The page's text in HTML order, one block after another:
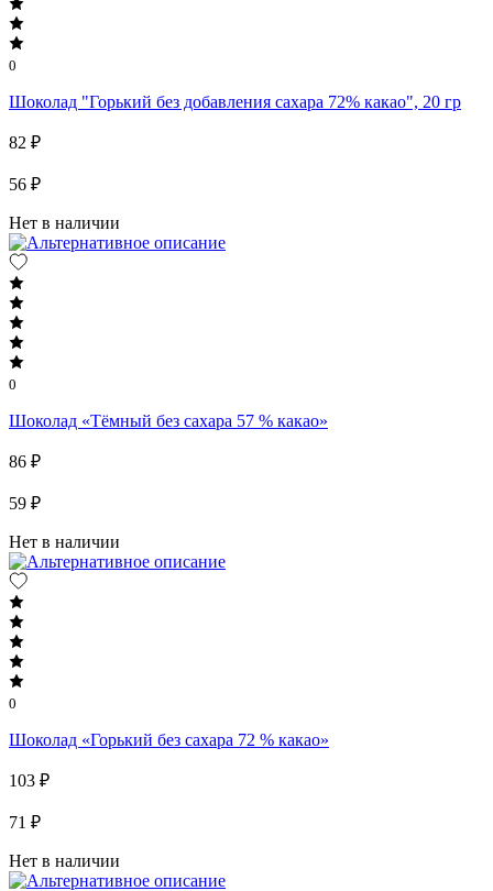
0
Шоколад "Горький без добавления сахара 72% какао", 20 гр
82 ₽
56 ₽
Нет в наличии
0
Шоколад «Тёмный без сахара 57 % какао»
86 ₽
59 ₽
Нет в наличии
0
Шоколад «Горький без сахара 72 % какао»
103 ₽
71 ₽
Нет в наличии